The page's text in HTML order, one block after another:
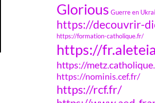
Glorious Guerre en
https://decouvrir-
https://formation-catholique.fr/
https://
https://
https://nominis.cef.fr/
https://rcf.fr/